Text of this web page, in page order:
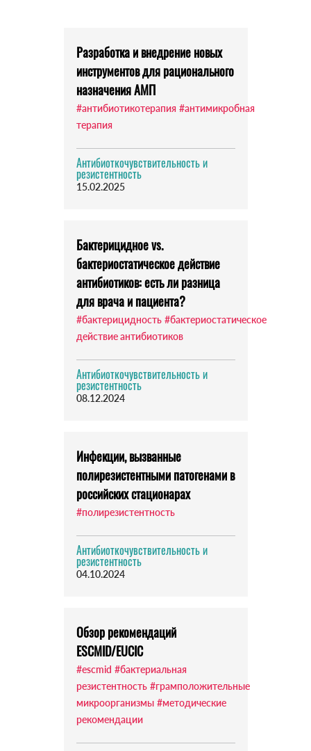
Разработка и внедрение новых
инструментов для рационального
назначения АМП
#антибиотикотерапия #антимикробная
терапия
Антибиоткочувствительность и
резистентность
15.02.2025
Бактерицидное vs.
бактериостатическое действие
антибиотиков: есть ли разница
для врача и пациента?
#бактерицидность #бактериостатическое
действие антибиотиков
Антибиоткочувствительность и
резистентность
08.12.2024
Инфекции, вызванные
полирезистентными патогенами в
российских стационарах
#полирезистентность
Антибиоткочувствительность и
резистентность
04.10.2024
Обзор рекомендаций
ESCMID/EUCIC
#escmid #бактериальная
резистентность #грамположительные
микроорганизмы #методические
рекомендации